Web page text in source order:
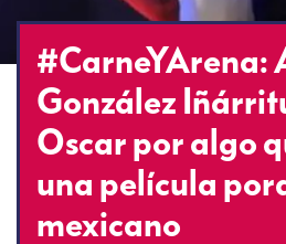
#CarneYArena:
González
Oscar por algo
una película
mexicano